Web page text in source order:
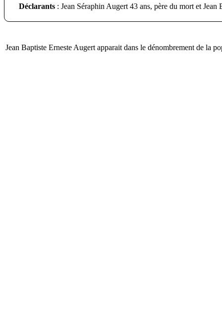
Déclarants : Jean Séraphin Augert 43 ans, père du mort et
Jean Baptiste Erneste Augert apparait dans le dénombrement de la